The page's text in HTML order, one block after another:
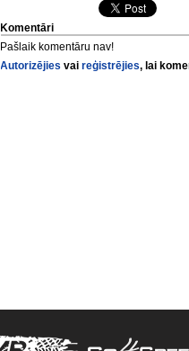
Komentāri
Pašlaik komentāru nav!
Autorizējies vaireģistrējies, lai